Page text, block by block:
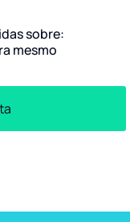
sobre:
mesmo